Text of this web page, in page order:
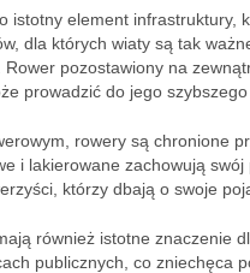
istotny element infrastruktury,
dla których wiaty są tak
pozostawiony na
prowadzić do jego szybszego
rowery są chronione
i lakierowane zachowują
którzy dbają o swoje
również istotne znaczenie
publicznych, co zniechęca